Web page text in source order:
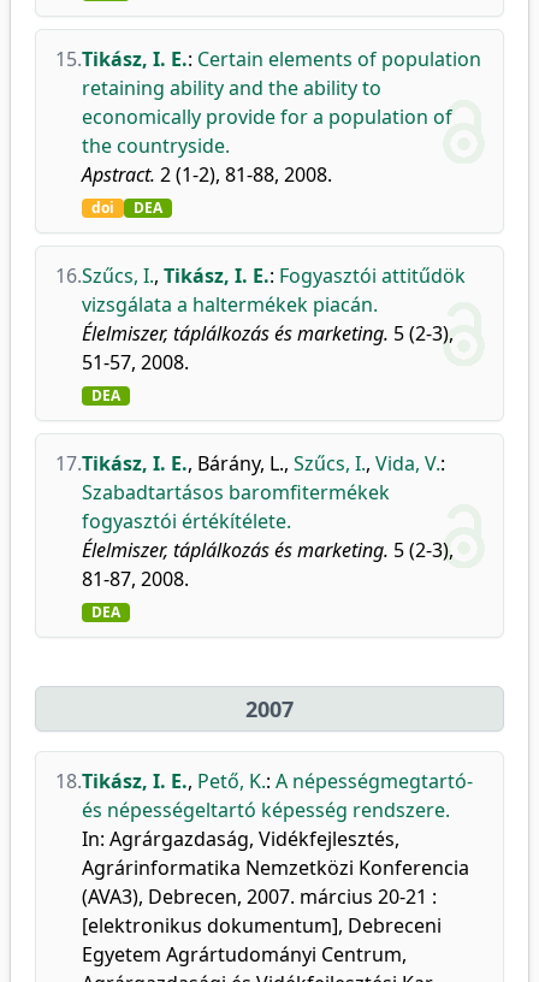
15.Tikász, I. E.: Certain elements of population
retaining ability and the ability to
economically provide for a population of
the countryside.
Apstract. 2 (1-2), 81-88, 2008.
doi DEA
16.Szűcs, I., Tikász, I. E.: Fogyasztói attitűdök
vizsgálata a haltermékek piacán.
Élelmiszer, táplálkozás és marketing. 5 (2-3),
51-57, 2008.
DEA
17.Tikász, I. E., Bárány, L., Szűcs, I., Vida, V.:
Szabadtartásos baromfitermékek
fogyasztói értékítélete.
Élelmiszer, táplálkozás és marketing. 5 (2-3),
81-87, 2008.
DEA
2007
18.Tikász, I. E., Pető, K.: A népességmegtartó-
és népességeltartó képesség rendszere.
In: Agrárgazdaság, Vidékfejlesztés,
Agrárinformatika Nemzetközi Konferencia
(AVA3), Debrecen, 2007. március 20-21 :
[elektronikus dokumentum], Debreceni
Egyetem Agrártudományi Centrum,